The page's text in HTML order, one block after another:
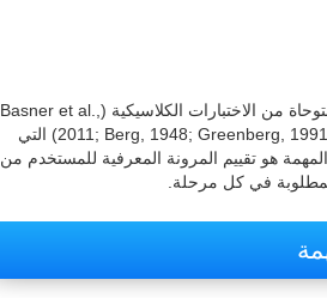
يتكون اختبار المرونة المعرفية من ثلاث مراحل مختلفة، مستوحاة من الاختبارات الكلاسيكية (Basner et al.,
2011; Berg, 1948; Greenberg, 1991; Reitan, 1955; Reitan, 1958; Stanford & Turner, 1995) التي
هو تقييم المرونة المعرفية للمستخدم من
في كل مرحلة.